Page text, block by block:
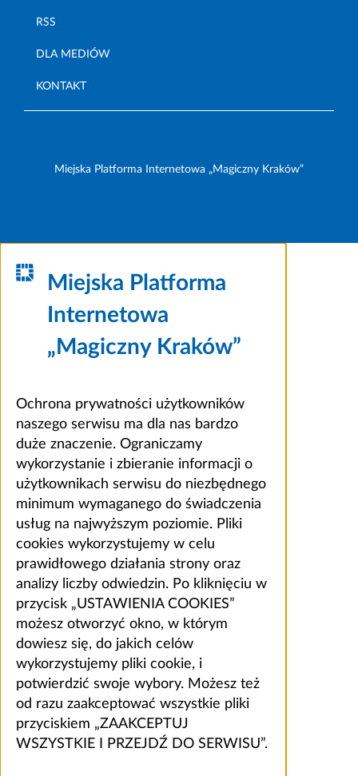
RSS
DLA MEDIÓW
KONTAKT
Miejska Platforma Internetowa „Magiczny Kraków”
Miejska Platforma
Internetowa
„Magiczny Kraków”
Ochrona prywatności użytkowników
naszego serwisu ma dla nas bardzo
duże znaczenie. Ograniczamy
wykorzystanie i zbieranie informacji o
użytkownikach serwisu do niezbędnego
minimum wymaganego do świadczenia
usług na najwyższym poziomie. Pliki
cookies wykorzystujemy w celu
prawidłowego działania strony oraz
analizy liczby odwiedzin. Po kliknięciu w
przycisk „USTAWIENIA COOKIES”
możesz otworzyć okno, w którym
dowiesz się, do jakich celów
wykorzystujemy pliki cookie, i
potwierdzić swoje wybory. Możesz też
od razu zaakceptować wszystkie pliki
przyciskiem „ZAAKCEPTUJ
WSZYSTKIE I PRZEJDŹ DO SERWISU”.